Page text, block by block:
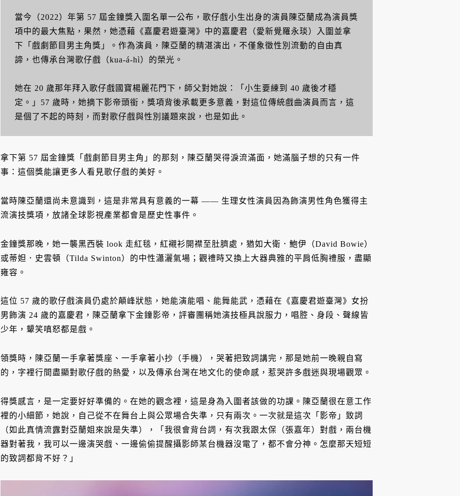
當今（2022）年第 57 屆金鐘獎入圍名單一公布，歌仔戲小生出身的演員陳亞蘭成為演員獎
項中的最大焦點，果然，她憑藉《嘉慶君遊臺灣》中的嘉慶君（愛新覺羅永琰）入圍並拿
下「戲劇節目男主角獎」。作為演員，陳亞蘭的精湛演出，不僅象徵性別流動的自由真
諦，也傳承台灣歌仔戲（kua-á-hì）的榮光。
她在 20 歲那年拜入歌仔戲國寶楊麗花門下，師父對她說：「小生要練到 40 歲後才穩
定。」57 歲時，她摘下影帝頭銜，獎項背後承載更多意義，對這位傳統戲曲演員而言，這
是個了不起的時刻，而對歌仔戲與性別議題來說，也是如此。
拿下第 57 屆金鐘獎「戲劇節目男主角」的那刻，陳亞蘭哭得淚流滿面，她滿腦子想的只有一件
事：這個獎能讓更多人看見歌仔戲的美好。
當時陳亞蘭還尚未意識到，這是非常具有意義的一幕 —— 生理女性演員因為飾演男性角色獲得主
流演技獎項，放諸全球影視產業都會是歷史性事件。
金鐘獎那晚，她一襲黑西裝 look 走紅毯，紅襯衫開襟至肚臍處，猶如大衛．鮑伊（David Bowie）
或蒂妲．史雲頓（Tilda Swinton）的中性瀟灑氣場；觀禮時又換上大器典雅的平肩低胸禮服，盡顯
雍容。
這位 57 歲的歌仔戲演員仍處於顛峰狀態，她能演能唱、能舞能武，憑藉在《嘉慶君遊臺灣》女扮
男飾演 24 歲的嘉慶君，陳亞蘭拿下金鐘影帝，評審團稱她演技極具說服力，唱腔、身段、聲線皆
少年，顰笑嗔怒都是戲。
領獎時，陳亞蘭一手拿著獎座、一手拿著小抄（手機），哭著把致詞講完，那是她前一晚親自寫
的，字裡行間盡顯對歌仔戲的熱愛，以及傳承台灣在地文化的使命感，惹哭許多戲迷與現場觀眾。
得獎感言，是一定要好好準備的。在她的觀念裡，這是身為入圍者該做的功課。陳亞蘭很在意工作
裡的小細節，她說，自己從不在舞台上與公眾場合失準，只有兩次。一次就是這次「影帝」致詞
（如此真情流露對亞蘭姐來說是失準），「我很會背台詞，有次我跟太保（張嘉年）對戲，兩台機
器對著我，我可以一邊演哭戲、一邊偷偷提醒攝影師某台機器沒電了，都不會分神。怎麼那天短短
的致詞都背不好？」